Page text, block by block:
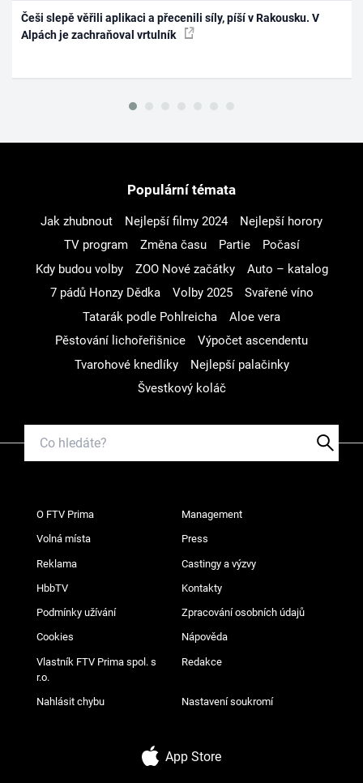
Češi slepě věřili aplikaci a přecenili síly, píší v Rakousku. V
Alpách je zachraňoval vrtulník
Populární témata
Jak zhubnout Nejlepší filmy 2024
Nejlepší horory
TV program
Změna času Partie
Počasí
Kdy budou volby
ZOO Nové začátky
Auto – katalog
7 pádů Honzy Dědka
Volby 2025
Svařené víno
Tatarák podle Pohlreicha
Aloe vera
Pěstování lichořeřišnice
Výpočet ascendentu
Tvarohové knedlíky
Nejlepší palačinky
Švestkový koláč
O FTV Prima Management
Volná místa Press
Reklama Castingy a výzvy
HbbTV Kontakty
Podmínky užívání Zpracování osobních údajů
Cookies Nápověda
Vlastník FTV Prima spol. s
r.o.
Redakce
Nahlásit chybu Nastavení soukromí
App Store